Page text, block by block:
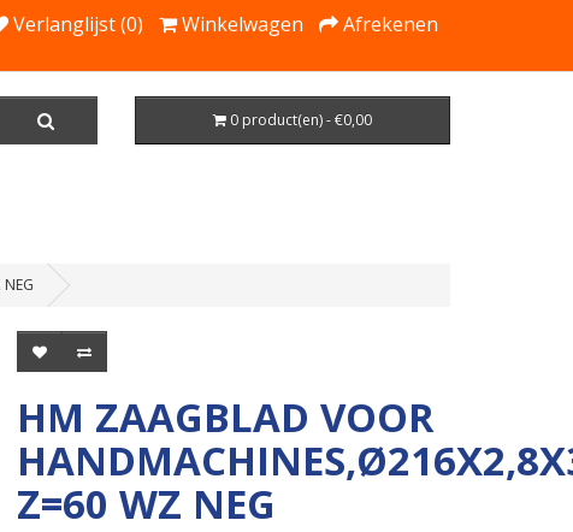
Verlanglijst (0) Winkelwagen Afrekenen
0 product(en) - €0,00
HM ZAAGBLAD VOOR
Z=60 WZ NEG